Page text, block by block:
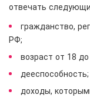
отвечать
гражданство,
РФ;
возраст от 18
дееспособность;
доходы,